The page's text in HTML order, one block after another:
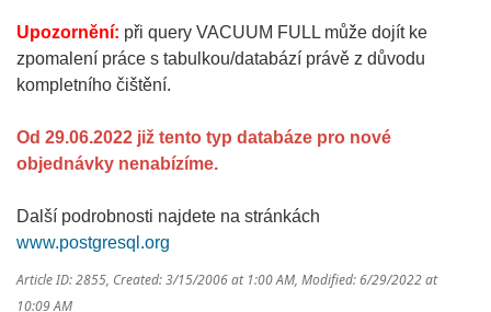
Upozornění: při query VACUUM FULL může dojít ke
zpomalení práce s tabulkou/databází právě z důvodu
kompletního čištění.
Od 29.06.2022 již tento typ databáze pro nové
objednávky nenabízíme.
Další podrobnosti najdete na stránkách
www.postgresql.org
Article ID: 2855, Created: 3/15/2006 at 1:00 AM, Modified: 6/29/2022 at
10:09 AM